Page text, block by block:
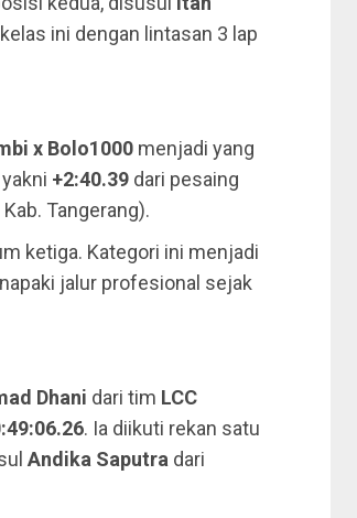
ini dengan lintasan 3 lap
x Bolo1000 menjadi yang
+2:40.39 dari pesaing
Tangerang).
ketiga. Kategori ini menjadi
jalur profesional sejak
Dhani dari tim LCC
. Ia diikuti rekan satu
Andika Saputra dari